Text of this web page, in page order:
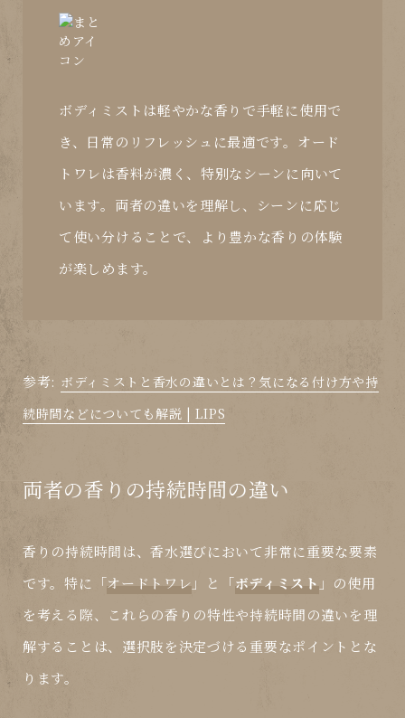
ボディミストは軽やかな香りで手軽に使用で
き、日常のリフレッシュに最適です。オード
トワレは香料が濃く、特別なシーンに向いて
います。両者の違いを理解し、シーンに応じ
て使い分けることで、より豊かな香りの体験
が楽しめます。
参考: ボディミストと香水の違いとは？気になる付け方や持
続時間などについても解説 | LIPS
両者の香りの持続時間の違い
香りの持続時間は、香水選びにおいて非常に重要な要素
です。特に「オードトワレ 」と「ボディミスト 」の使用
を考える際、これらの香りの特性や持続時間の違いを理
解することは、選択肢を決定づける重要なポイントとな
ります。